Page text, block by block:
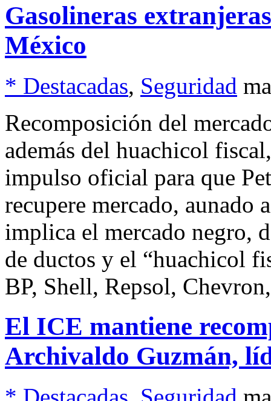
Gasolineras
México
* Destacadas, Seguridad
Recomposición del
además del huachicol
impulso oficial para que
recupere mercado, aunado
implica el mercado negro,
de ductos y el “huachicol
BP, Shell, Repsol,
El ICE mantiene
Archivaldo Guzmán,